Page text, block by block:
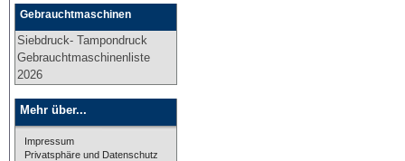
Gebrauchtmaschinen
Siebdruck- Tampondruck
Gebrauchtmaschinenliste
2026
Mehr über...
Impressum
Privatsphäre und Datenschutz